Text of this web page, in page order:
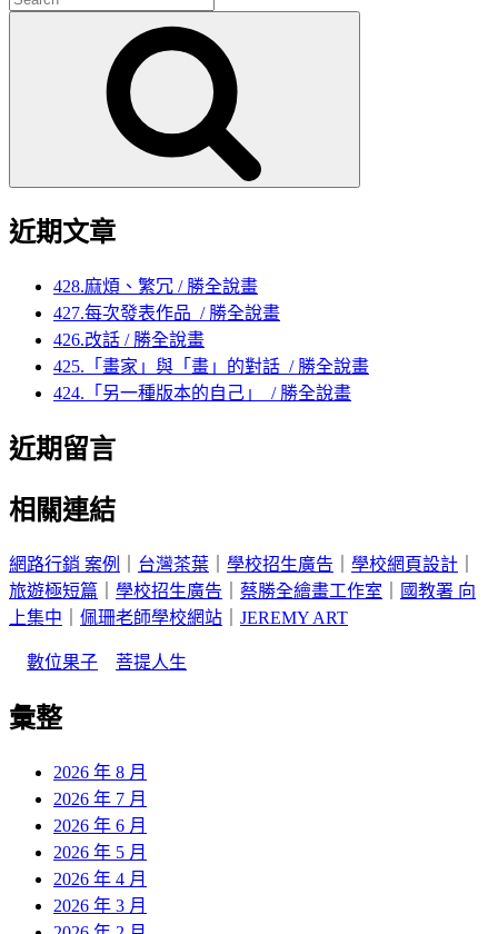
for:
近期文章
428.麻煩、繁冗 / 勝全說畫
427.每次發表作品 / 勝全說畫
426.改話 / 勝全說畫
425.「畫家」與「畫」的對話 / 勝全說畫
424.「另一種版本的自己」 / 勝全說畫
近期留言
相關連結
網路行銷 案例 台灣茶葉 學校招生廣告 學校網頁設計
旅遊極短篇
學校招生廣告 蔡勝全繪畫工作室
國教署 向
上集中
佩珊老師學校網站 JEREMY ART
數位果子 菩提人生
彙整
2026 年 8 月
2026 年 7 月
2026 年 6 月
2026 年 5 月
2026 年 4 月
2026 年 3 月